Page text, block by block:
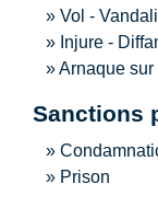
Vol -
Injure -
Arnaque sur
Sanctions
Prison